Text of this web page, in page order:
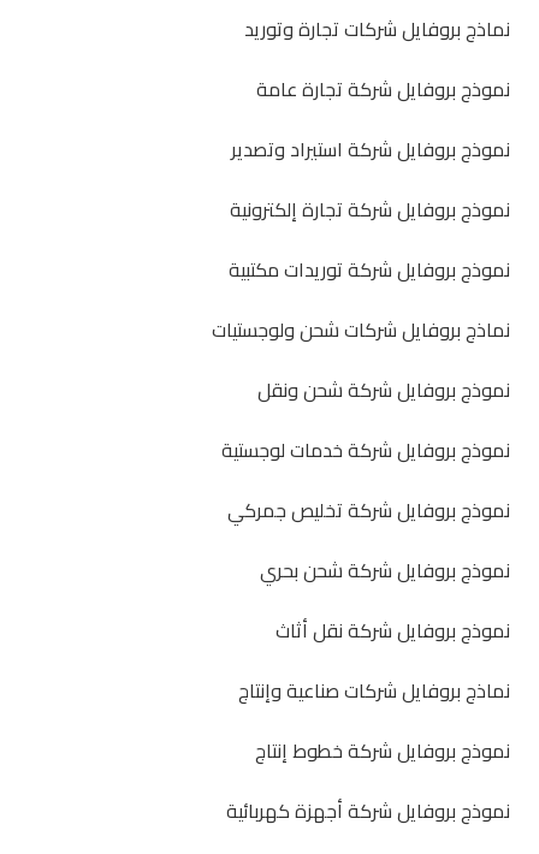
نماذج بروفايل شركات تجارة وتوريد
نموذج بروفايل شركة تجارة عامة
نموذج بروفايل شركة استيراد وتصدير
نموذج بروفايل شركة تجارة إلكترونية
نموذج بروفايل شركة توريدات مكتبية
نماذج بروفايل شركات شحن ولوجستيات
نموذج بروفايل شركة شحن ونقل
نموذج بروفايل شركة خدمات لوجستية
نموذج بروفايل شركة تخليص جمركي
نموذج بروفايل شركة شحن بحري
نموذج بروفايل شركة نقل أثاث
نماذج بروفايل شركات صناعية وإنتاج
نموذج بروفايل شركة خطوط إنتاج
نموذج بروفايل شركة أجهزة كهربائية